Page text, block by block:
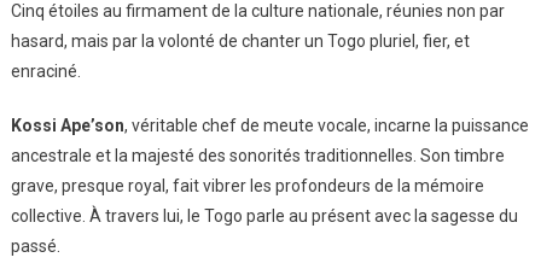
Cinq étoiles au firmament de la culture nationale, réunies non par
hasard, mais par la volonté de chanter un Togo pluriel, fier, et
enraciné.
Kossi Ape’son, véritable chef de meute vocale, incarne la puissance
ancestrale et la majesté des sonorités traditionnelles. Son timbre
grave, presque royal, fait vibrer les profondeurs de la mémoire
collective. À travers lui, le Togo parle au présent avec la sagesse du
passé.